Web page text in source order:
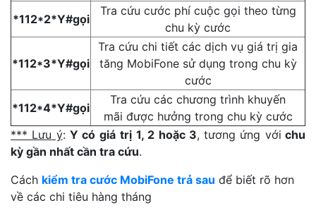
*112*2*Y#gọi
Tra cứu cước phí cuộc gọi theo từng
chu kỳ cước
*112*3*Y#gọi
Tra cứu chi tiết các dịch vụ giá trị gia
tăng MobiFone sử dụng trong chu kỳ
cước
*112*4*Y#gọi
Tra cứu các chương trình khuyến
mãi được hưởng trong chu kỳ cước
*** Lưu ý: Y có giá trị 1, 2 hoặc 3, tương ứng với chu
kỳ gần nhất cần tra cứu.
Cách kiểm tra cước MobiFone trả sau để biết rõ hơn
về các chi tiêu hàng tháng